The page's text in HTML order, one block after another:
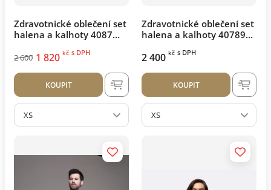
Zdravotnické oblečení set
halena a kalhoty 4087
2 600 1 820 kč s DPH
KOUPIT
XS
Zdravotnické oblečení set
halena a kalhoty 40789
2 400 kč s DPH
KOUPIT
XS